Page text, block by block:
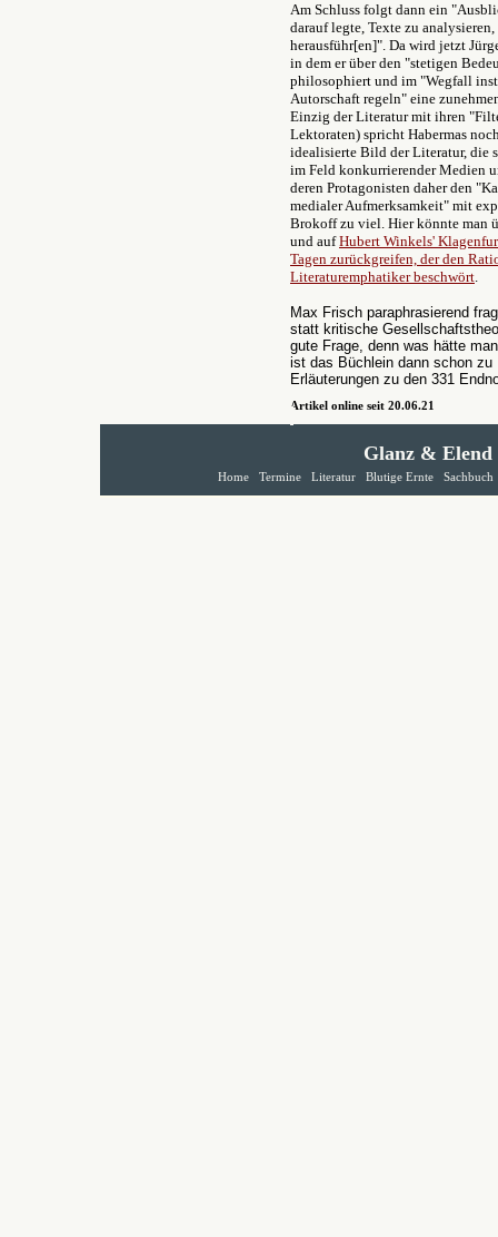
Am Schluss folgt dann ein
darauf legte, Texte zu
herausführ[en]". Da wird jetzt
in dem er über den "stetigen
philosophiert und im "Wegfall
Autorschaft regeln" eine
Einzig der Literatur mit ihren
Lektoraten) spricht Habermas
idealisierte Bild der Literatur, die
im Feld konkurrierender Medien
deren Protagonisten daher den
medialer Aufmerksamkeit" mit
Brokoff zu viel. Hier könnte man
und aufHubert Winkels'
Tagen zurückgreifen, der den
Literaturemphatiker beschwört.
Max Frisch paraphrasierend
statt kritische
gute Frage, denn was hätte
ist das Büchlein dann schon
Erläuterungen zu den 331
Artikel online seit 20.06.21
Glanz & Elend
Home Termine Literatur Blutige Ernte Sachbuch